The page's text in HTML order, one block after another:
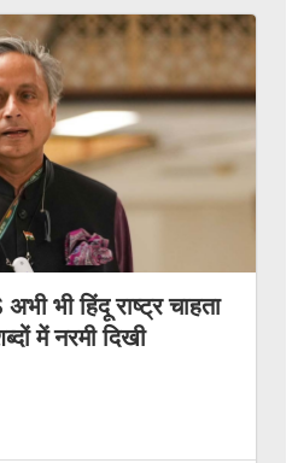
भी हिंदू राष्ट्र चाहता
में नरमी दिखी